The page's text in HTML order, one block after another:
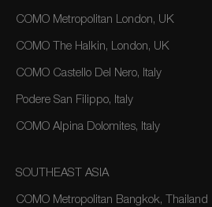
COMO Metropolitan London, UK
COMO The Halkin, London, UK
COMO Castello Del Nero, Italy
Podere San Filippo, Italy
COMO Alpina Dolomites, Italy
SOUTHEAST ASIA
COMO Metropolitan Bangkok, Thailand